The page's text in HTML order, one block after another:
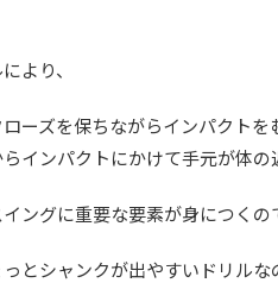
より、
ローズを保ちながらインパクトを
らインパクトにかけて手元が体の
ングに重要な要素が身につくの
とシャンクが出やすいドリル